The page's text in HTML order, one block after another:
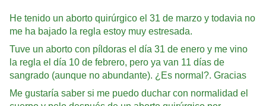
He tenido un aborto quirúrgico el 31 de marzo y todavia no
me ha bajado la regla estoy muy estresada.
Tuve un aborto con píldoras el día 31 de enero y me vino
la regla el día 10 de febrero, pero ya van 11 días de
sangrado (aunque no abundante). ¿Es normal?. Gracias
Me gustaría saber si me puedo duchar con normalidad el